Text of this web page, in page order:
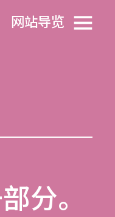
网站导览
分。